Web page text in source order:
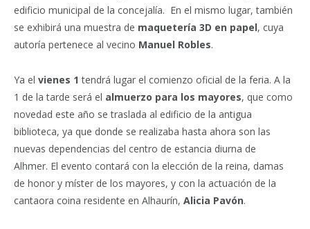
edificio municipal de la concejalía. En el mismo lugar, también
se exhibirá una muestra de maquetería 3D en papel, cuya
autoría pertenece al vecino Manuel Robles.
Ya el vienes 1 tendrá lugar el comienzo oficial de la feria. A la
1 de la tarde será el almuerzo para los mayores, que como
novedad este año se traslada al edificio de la antigua
biblioteca, ya que donde se realizaba hasta ahora son las
nuevas dependencias del centro de estancia diurna de
Alhmer. El evento contará con la elección de la reina, damas
de honor y míster de los mayores, y con la actuación de la
cantaora coina residente en Alhaurín, Alicia Pavón.